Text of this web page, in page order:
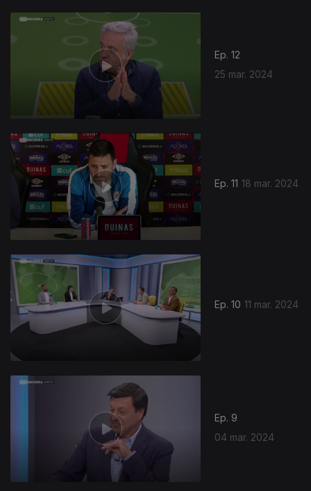
Ep. 12
25 mar. 2024
Ep. 11 18 mar. 2024
Ep. 10 11 mar. 2024
Ep. 9
04 mar. 2024